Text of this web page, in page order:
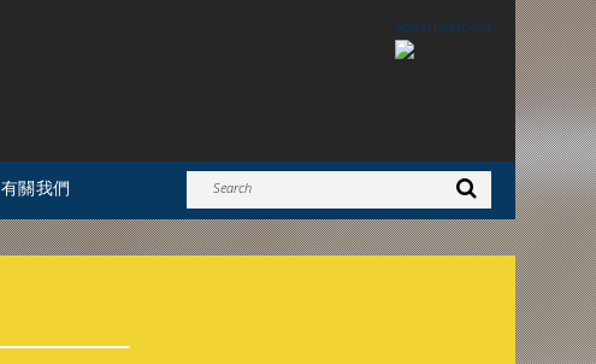
Advertisement
有關我們